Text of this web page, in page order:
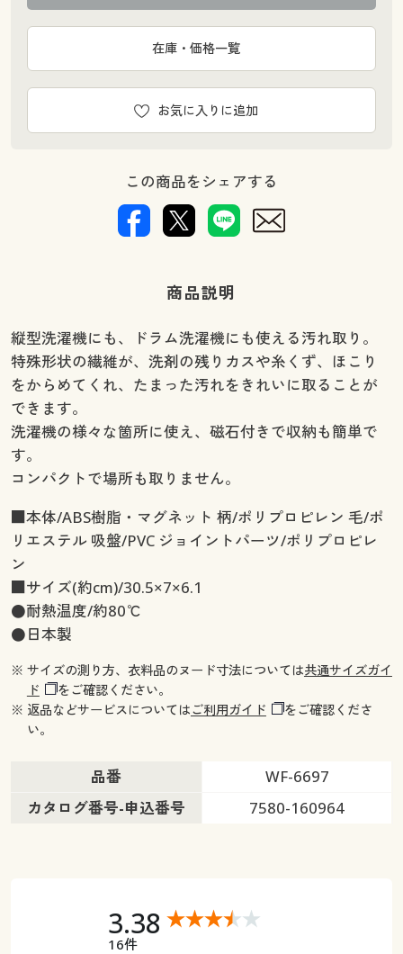
お気に入りに追加
在庫・価格一覧
この商品をシェアする
商品説明
縦型洗濯機にも、ドラム洗濯機にも使える汚れ取り。
特殊形状の繊維が、洗剤の残りカスや糸くず、ほこり
をからめてくれ、たまった汚れをきれいに取ることが
できます。
洗濯機の様々な箇所に使え、磁石付きで収納も簡単で
す。
コンパクトで場所も取りません。
■本体/ABS樹脂・マグネット 柄/ポリプロピレン 毛/ポ
リエステル 吸盤/PVC ジョイントパーツ/ポリプロピレ
ン
■サイズ(約cm)/30.5×7×6.1
●耐熱温度/約80℃
●日本製
※ サイズの測り方、衣料品のヌード寸法については共通サイズガイ
ド
をご確認ください。
※ 返品などサービスについてはご利用ガイド
をご確認くださ
い。
品番
WF-6697
カタログ番号-申込番号
7580-160964
3.38
16件